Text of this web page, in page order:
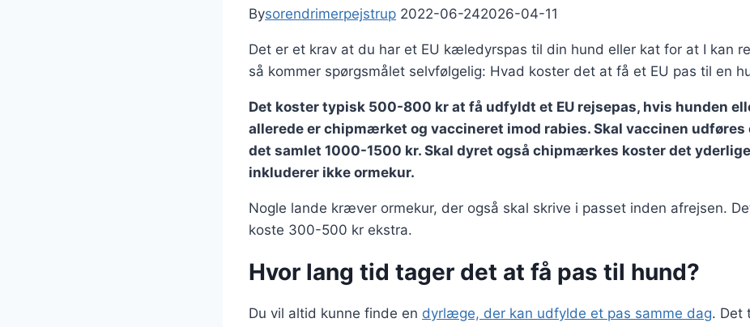
Bysorendrimerpejstrup 2022-06-242026-04-11
Det er et krav at du har et EU kæledyrspas til din hund eller kat for at I kan
så kommer spørgsmålet selvfølgelig: Hvad koster det at få et EU pas til en
Det koster typisk 500-800 kr at få udfyldt et EU rejsepas, hvis hunden
allerede er chipmærket og vaccineret imod rabies. Skal vaccinen udføres
det samlet 1000-1500 kr. Skal dyret også chipmærkes koster det
inkluderer ikke ormekur.
Nogle lande kræver ormekur, der også skal skrive i passet inden afrejsen.
koste 300-500 kr ekstra.
Hvor lang tid tager det at få pas til hund?
Du vil altid kunne finde en dyrlæge, der kan udfylde et pas samme dag. Det